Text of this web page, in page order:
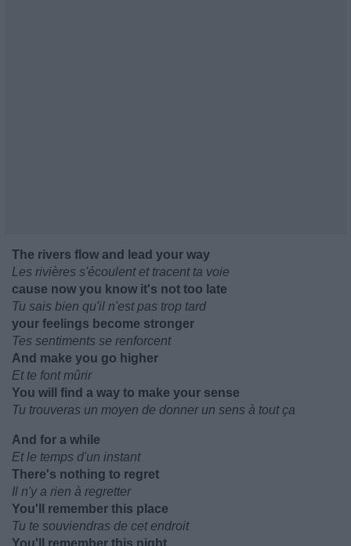
The rivers flow and lead your way
Les rivières s'écoulent et tracent ta voie
cause now you know it's not too late
Tu sais bien qu'il n'est pas trop tard
your feelings become stronger
Tes sentiments se renforcent
And make you go higher
Et te font mûrir
You will find a way to make your sense
Tu trouveras un moyen de donner un sens à tout ça
And for a while
Et le temps d'un instant
There's nothing to regret
Il n'y a rien à regretter
You'll remember this place
Tu te souviendras de cet endroit
You'll remember this night